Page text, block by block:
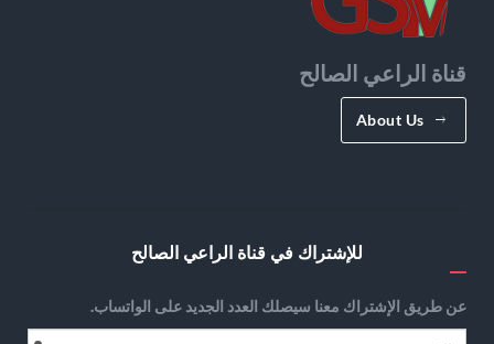
قناة الراعي الصالح
About Us
للإشتراك في قناة الراعي الصالح
عن طريق الإشتراك معنا سيصلك العدد الجديد على الواتساب.